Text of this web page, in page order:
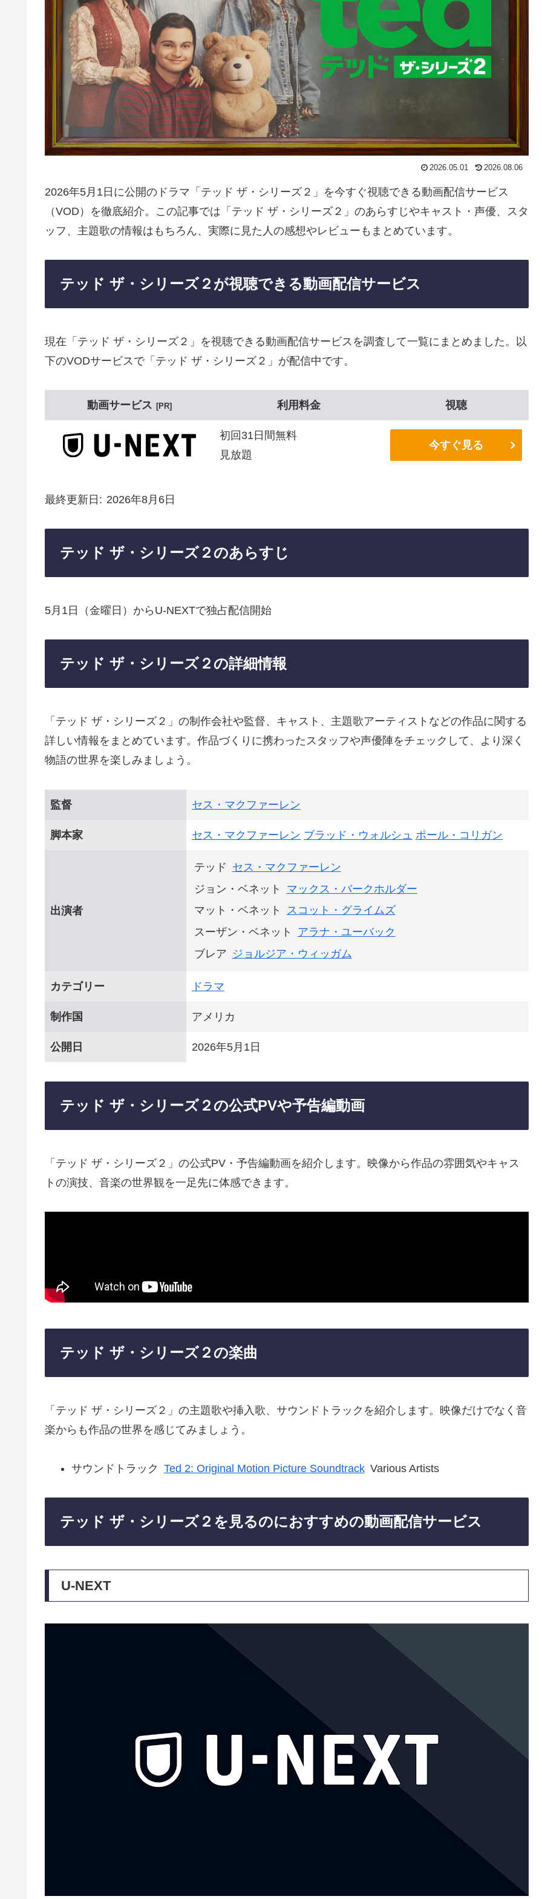
2026.05.01 2026.08.06
2026年5月1日に公開のドラマ「テッド ザ・シリーズ２」を今すぐ視聴できる動画配信サービス
（VOD）を徹底紹介。この記事では「テッド ザ・シリーズ２」のあらすじやキャスト・声優、スタ
ッフ、主題歌の情報はもちろん、実際に見た人の感想やレビューもまとめています。
テッド ザ・シリーズ２が視聴できる動画配信サービス
現在「テッド ザ・シリーズ２」を視聴できる動画配信サービスを調査して一覧にまとめました。以
下のVODサービスで「テッド ザ・シリーズ２」が配信中です。
動画サービス PR 利用料金 視聴
初回31日間無料
見放題
今すぐ見る
最終更新日 2026年8月6日
テッド ザ・シリーズ２のあらすじ
5月1日（金曜日）からU-NEXTで独占配信開始
テッド ザ・シリーズ２の詳細情報
「テッド ザ・シリーズ２」の制作会社や監督、キャスト、主題歌アーティストなどの作品に関する
詳しい情報をまとめています。作品づくりに携わったスタッフや声優陣をチェックして、より深く
物語の世界を楽しみましょう。
監督 セス・マクファーレン
脚本家 セス・マクファーレン ブラッド・ウォルシュ ポール・コリガン
出演者
テッド セス・マクファーレン
ジョン・ベネット
マックス・バークホルダー
マット・ベネット
スコット・グライムズ
スーザン・ベネット
アラナ・ユーバック
ブレア ジョルジア・ウィッガム
カテゴリー ドラマ
制作国 アメリカ
公開日 2026年5月1日
テッド ザ・シリーズ２の公式PVや予告編動画
「テッド ザ・シリーズ２」の公式PV・予告編動画を紹介します。映像から作品の雰囲気やキャス
トの演技、音楽の世界観を一足先に体感できます。
テッド ザ・シリーズ２の楽曲
「テッド ザ・シリーズ２」の主題歌や挿入歌、サウンドトラックを紹介します。映像だけでなく音
楽からも作品の世界を感じてみましょう。
サウンドトラック Ted 2: Original Motion Picture Soundtrack Various Artists
テッド ザ・シリーズ２を見るのにおすすめの動画配信サービス
U-NEXT